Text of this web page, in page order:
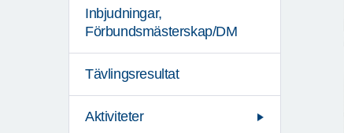
Inbjudningar,
Förbundsmästerskap/DM
Tävlingsresultat
Aktiviteter